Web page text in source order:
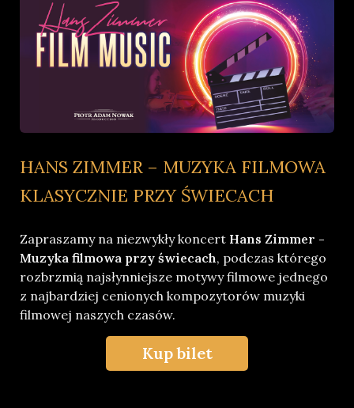
HANS ZIMMER – MUZYKA FILMOWA
KLASYCZNIE PRZY ŚWIECACH
Zapraszamy na niezwykły koncert Hans Zimmer -
Muzyka filmowa przy świecach, podczas którego
rozbrzmią najsłynniejsze motywy filmowe jednego
z najbardziej cenionych kompozytorów muzyki
filmowej naszych czasów.
Kup bilet